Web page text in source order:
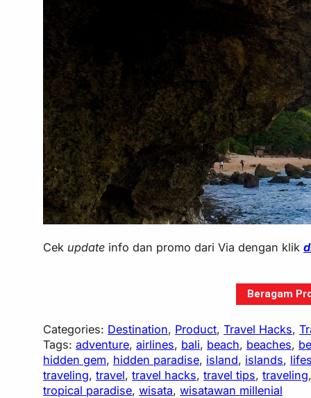
Cek update info dan promo dari Via dengan klik
Beragam
Categories: Destination, Product, Travel Hacks,
Tags:adventure, airlines, bali, beach, beaches,
hidden gem, hidden paradise, island, islands,
traveling, travel, travel hacks, travel tips, traveling
tropical paradise, wisata, wisatawan millenial